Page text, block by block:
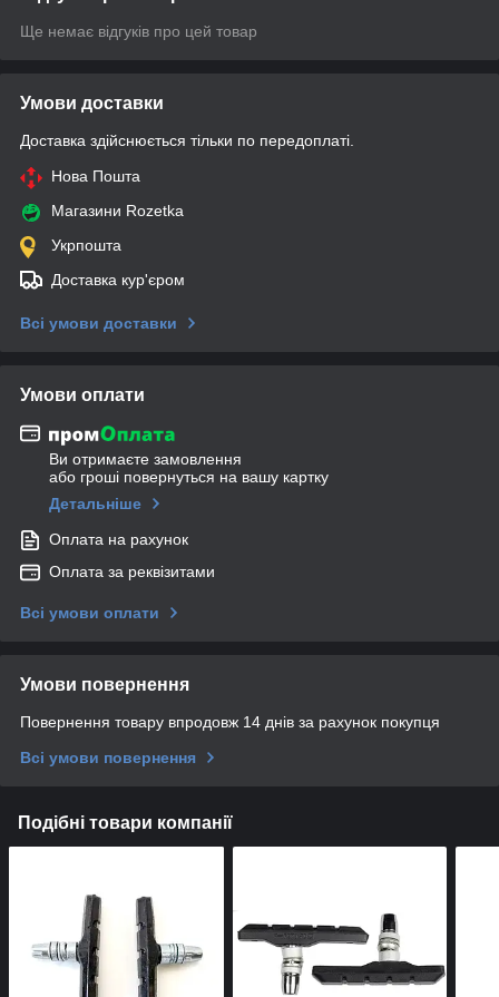
Ще немає відгуків про цей товар
Умови доставки
Доставка здійснюється тільки по передоплаті.
Нова Пошта
Магазини Rozetka
Укрпошта
Доставка кур'єром
Всі умови доставки
Умови оплати
Ви отримаєте замовлення
або гроші повернуться на вашу картку
Детальніше
Оплата на рахунок
Оплата за реквізитами
Всі умови оплати
Умови повернення
Повернення товару впродовж 14 днів за рахунок покупця
Всі умови повернення
Подібні товари компанії